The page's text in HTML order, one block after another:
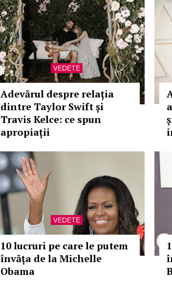
VEDETE
Adevărul despre relația
dintre Taylor Swift și
Travis Kelce: ce spun
apropiații
VEDETE
10 lucruri pe care le putem
învăța de la Michelle
Obama